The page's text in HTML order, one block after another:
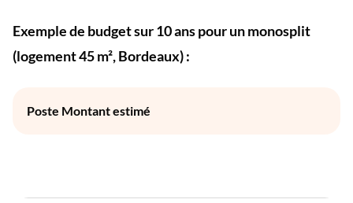
Exemple de budget sur 10 ans pour un monosplit
(logement 45 m², Bordeaux) :
Poste Montant estimé